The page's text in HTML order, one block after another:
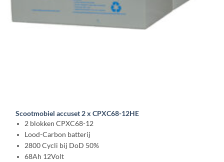
Scootmobiel accuset 2 x CPXC68-12HE
2 blokken CPXC68-12
Lood-Carbon batterij
2800 Cycli bij DoD 50%
68Ah 12Volt